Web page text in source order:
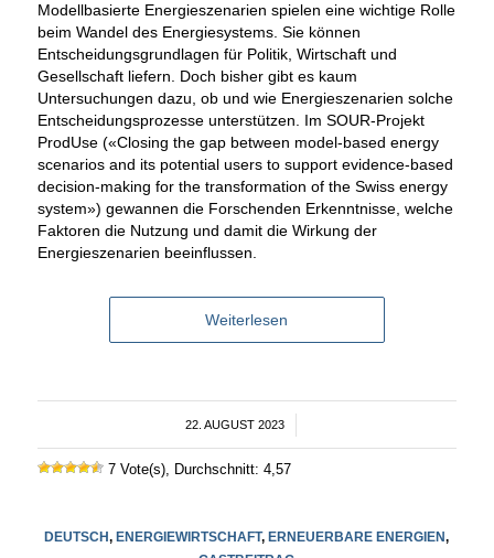
Modellbasierte Energieszenarien spielen eine wichtige Rolle
beim Wandel des Energiesystems. Sie können
Entscheidungsgrundlagen für Politik, Wirtschaft und
Gesellschaft liefern. Doch bisher gibt es kaum
Untersuchungen dazu, ob und wie Energieszenarien solche
Entscheidungsprozesse unterstützen. Im SOUR-Projekt
ProdUse («Closing the gap between model-based energy
scenarios and its potential users to support evidence-based
decision-making for the transformation of the Swiss energy
system») gewannen die Forschenden Erkenntnisse, welche
Faktoren die Nutzung und damit die Wirkung der
Energieszenarien beeinflussen.
Weiterlesen
22. AUGUST 2023
/
7 Vote(s), Durchschnitt: 4,57
DEUTSCH, ENERGIEWIRTSCHAFT, ERNEUERBARE ENERGIEN,